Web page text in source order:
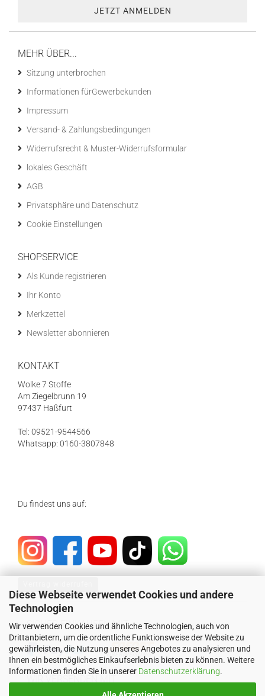
Diese Webseite verwendet Cookies und andere
Technologien
Wir verwenden Cookies und ähnliche Technologien, auch von
Drittanbietern, um die ordentliche Funktionsweise der Website zu
gewährleisten, die Nutzung unseres Angebotes zu analysieren und
Ihnen ein bestmögliches Einkaufserlebnis bieten zu können. Weitere
Informationen finden Sie in unserer Datenschutzerklärung.
MEHR ÜBER...
Sitzung unterbrochen
Informationen fürGewerbekunden
Impressum
Versand- & Zahlungsbedingungen
Widerrufsrecht & Muster-Widerrufsformular
lokales Geschäft
AGB
Privatsphäre und Datenschutz
Cookie Einstellungen
SHOPSERVICE
Als Kunde registrieren
Ihr Konto
Merkzettel
Newsletter abonnieren
KONTAKT
Wolke 7 Stoffe
Am Ziegelbrunn 19
97437 Haßfurt
Tel: 09521-9544566
Whatsapp: 0160-3807848
Du findest uns auf:
SICHER EINKAUFEN MIT